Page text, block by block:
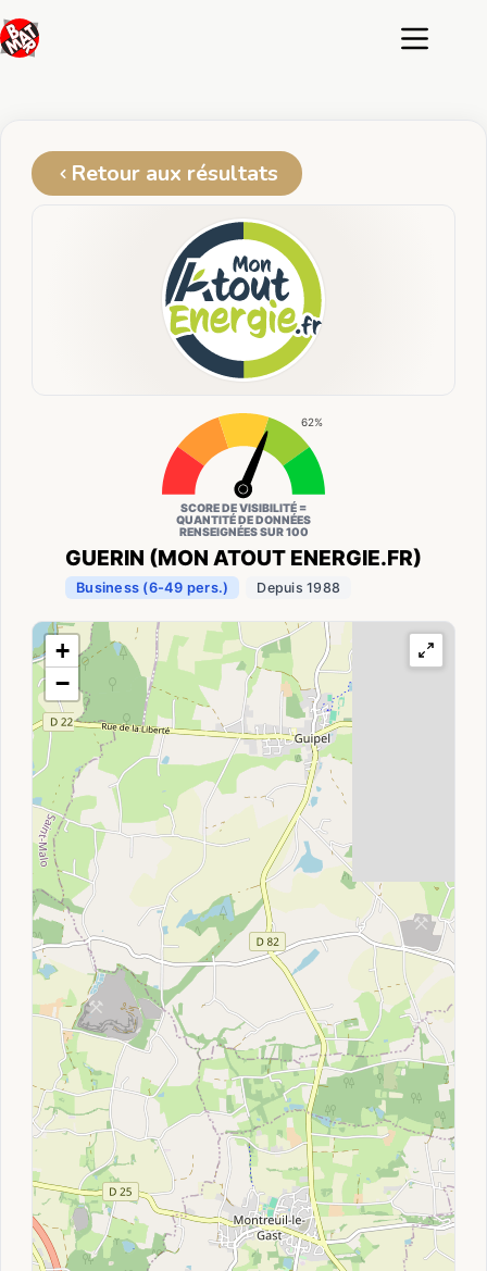
au
contenu
Retour aux résultats
GUERIN (MON ATOUT ENERGIE.FR)
Business (6-49 pers.) Depuis 1988
62%
SCORE DE VISIBILITÉ =
QUANTITÉ DE DONNÉES
RENSEIGNÉES SUR 100
+
−